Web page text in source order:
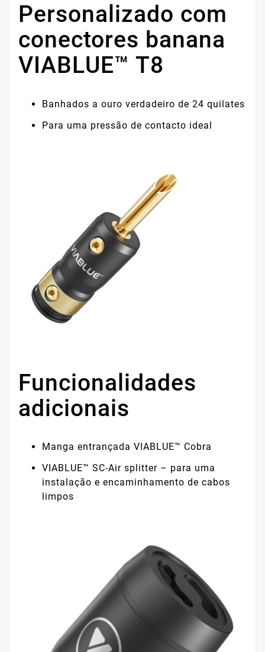
Personalizado com
conectores banana
VIABLUE™ T8
Banhados a ouro verdadeiro de 24 quilates
Para uma pressão de contacto ideal
Funcionalidades
adicionais
Manga entrançada VIABLUE™ Cobra
VIABLUE™ SC-Air splitter – para uma
instalação e encaminhamento de cabos
limpos